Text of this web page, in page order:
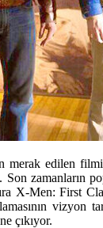
merak edilen
zamanların
X-Men: First
vizyon
çıkıyor.